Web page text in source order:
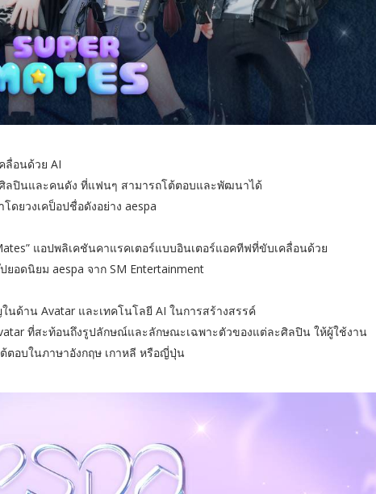
ลื่อนด้วย AI
ศิลปินและคนดัง ที่แฟนๆ สามารถโต้ตอบและพัฒนาได้
ดยวงเคป็อปชื่อดังอย่าง aespa
แอปพลิเคชันคาแรคเตอร์แบบอินเตอร์แอคทีฟที่ขับเคลื่อนด้วย
ยอดนิยม aespa จาก SM Entertainment
ด้าน Avatar และเทคโนโลยี AI ในการสร้างสรรค์
ที่สะท้อนถึงรูปลักษณ์และลักษณะเฉพาะตัวของแต่ละศิลปิน ให้ผู้ใช้งาน
ตอบในภาษาอังกฤษ เกาหลี หรือญี่ปุ่น